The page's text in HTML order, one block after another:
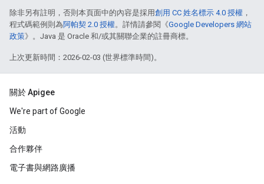
除非另有註明，否則本頁面中的內容是採用創用 CC 姓名標示 4.0 授權 ，
程式碼範例則為阿帕契 2.0 授權。詳情請參閱《Google Developers 網站
政策》。Java 是 Oracle 和/或其關聯企業的註冊商標。
上次更新時間：2026-02-03 (世界標準時間)。
關於 Apigee
We're part of Google
活動
合作夥伴
電子書與網路廣播